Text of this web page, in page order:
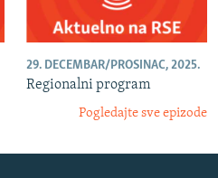
29. DECEMBAR/PROSINAC, 2025.
Regionalni program
Pogledajte sve epizode